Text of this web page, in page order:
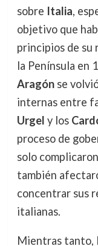
sobre Italia,
objetivo que
principios de su
la Península en
Aragónse
internas entre
Urgel y los
proceso de
solo
también
concentrar sus
italianas.
Mientras tanto,